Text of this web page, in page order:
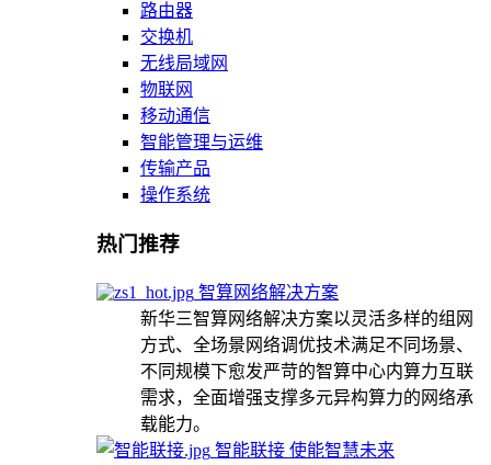
路由器
交换机
无线局域网
物联网
移动通信
智能管理与运维
传输产品
操作系统
热门推荐
智算网络解决方案
新华三智算网络解决方案以灵活多样的组网
方式、全场景网络调优技术满足不同场景、
不同规模下愈发严苛的智算中心内算力互联
需求，全面增强支撑多元异构算力的网络承
载能力。
智能联接 使能智慧未来